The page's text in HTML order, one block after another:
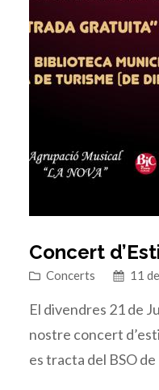
Concert
Concerts 11
El divendres 21 de
nostre concert
es tracta del BSO